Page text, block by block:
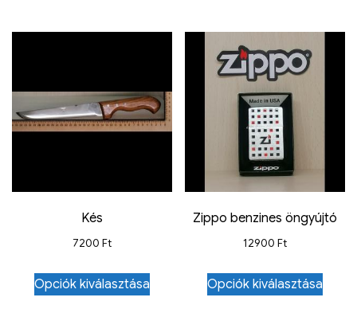
Kés
7200 Ft
Opciók kiválasztása
Zippo benzines öngyújtó
12900Ft
Opciók kiválasztása